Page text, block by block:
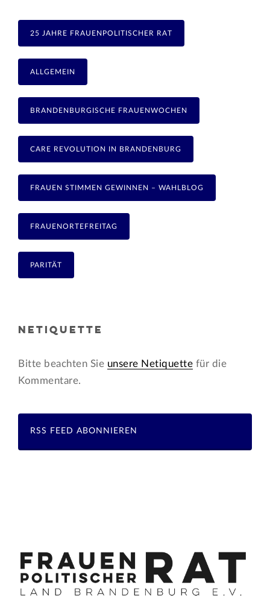
25 JAHRE FRAUENPOLITISCHER RAT
ALLGEMEIN
BRANDENBURGISCHE FRAUENWOCHEN
CARE REVOLUTION IN BRANDENBURG
FRAUEN STIMMEN GEWINNEN – WAHLBLOG
FRAUENORTEFREITAG
PARITÄT
NETIQUETTE
Bitte beachten Sie unsere Netiquette für die
Kommentare.
RSS FEED ABONNIEREN